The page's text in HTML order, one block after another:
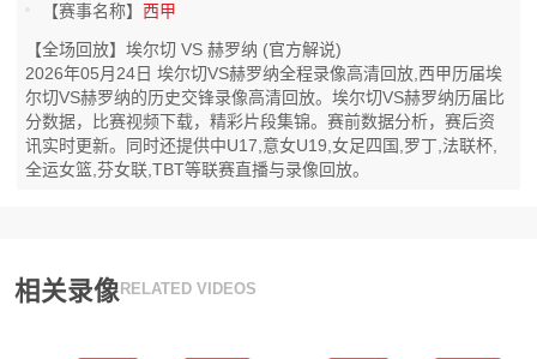
【赛事名称】西甲
【全场回放】埃尔切 VS 赫罗纳 (官方解说)
2026年05月24日 埃尔切VS赫罗纳全程录像高清回放,西甲历届埃
尔切VS赫罗纳的历史交锋录像高清回放。埃尔切VS赫罗纳历届比
分数据，比赛视频下载，精彩片段集锦。赛前数据分析，赛后资
讯实时更新。同时还提供中U17,意女U19,女足四国,罗丁,法联杯,
全运女篮,芬女联,TBT等联赛直播与录像回放。
相关录像 RELATED VIDEOS